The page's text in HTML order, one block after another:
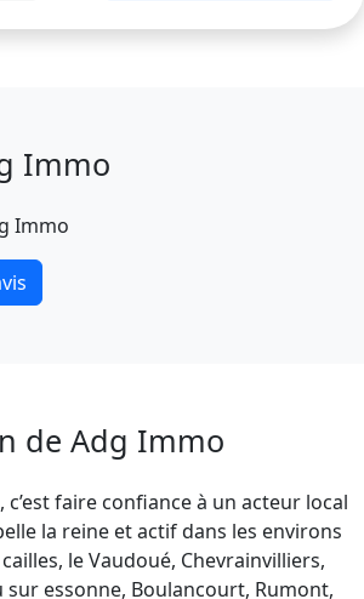
Immo
Immo
de Adg Immo
faire confiance à un acteur local
la reine et actif dans les environs
le Vaudoué, Chevrainvilliers,
sur essonne, Boulancourt, Rumont,